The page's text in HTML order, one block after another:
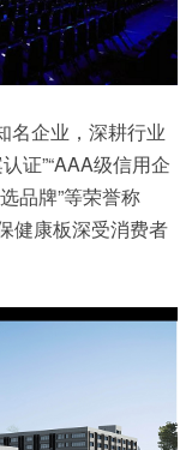
名企业，深耕行业
证”“AAA级信用企
品牌”等荣誉称
健康板深受消费者